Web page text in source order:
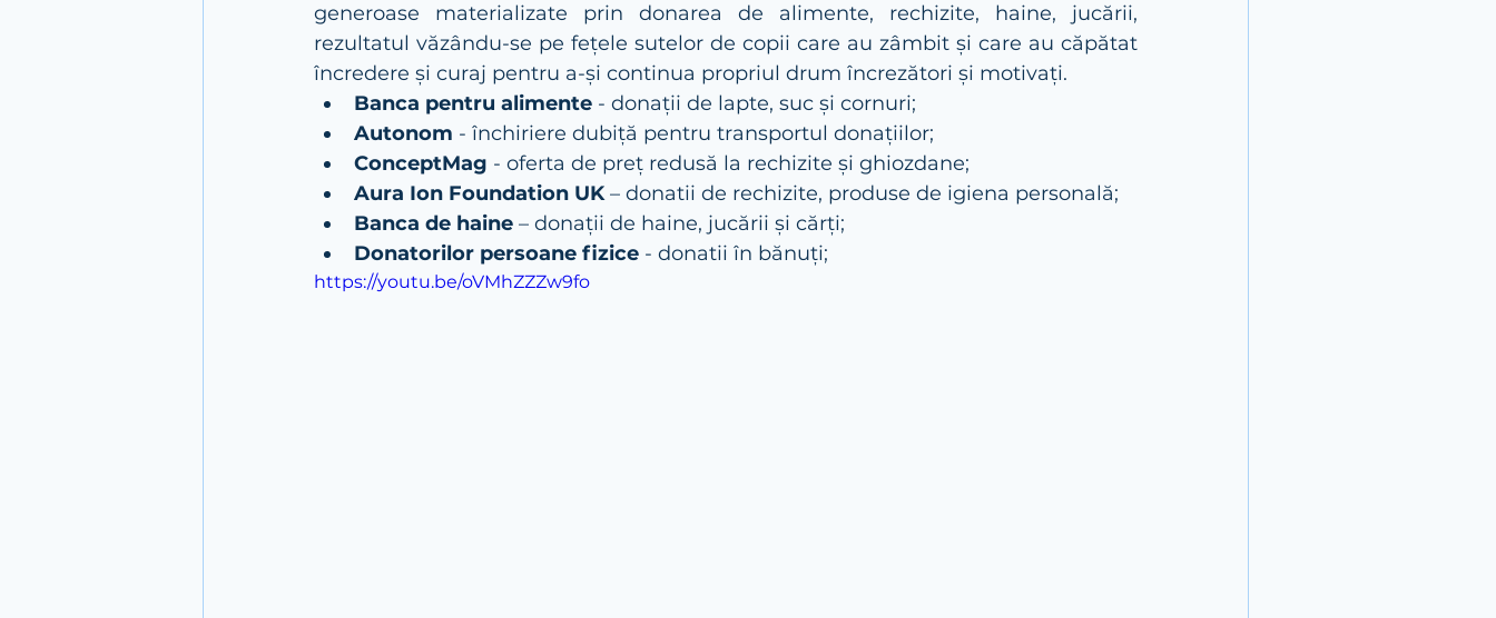
generoase materializate prin donarea de alimente, rechizite, haine, jucării,
rezultatul văzându-se pe fețele sutelor de copii care au zâmbit și care au căpătat
încredere și curaj pentru a-și continua propriul drum încrezători și motivați.
Banca pentru alimente - donații de lapte, suc și cornuri;
Autonom - închiriere dubiță pentru transportul donațiilor;
ConceptMag - oferta de preț redusă la rechizite și ghiozdane;
Aura Ion Foundation UK – donatii de rechizite, produse de igiena personală;
Banca de haine – donații de haine, jucării și cărți;
Donatorilor persoane fizice - donatii în bănuți;
https://youtu.be/oVMhZZZw9fo